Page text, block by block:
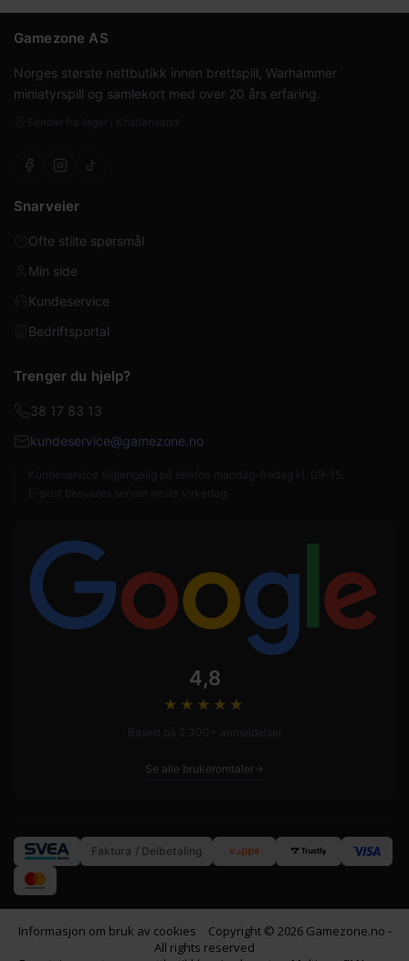
Gamezone AS
Norges største nettbutikk innen brettspill, Warhammer
miniatyrspill og samlekort med over 20 års erfaring.
Snarveier
Ofte stilte spørsmål
Min side
Kundeservice
Bedriftsportal
Trenger du hjelp?
38 17 83 13
kundeservice@gamezone.no
4,8
★★★★ ★
Se alle brukeromtaler
Faktura / Delbetaling
Informasjon om bruk av cookies
Copyright © 2026 Gamezone.no -
All rights reserved